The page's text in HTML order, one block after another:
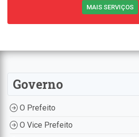
MAIS SERVIÇOS
Governo
O Prefeito
O Vice Prefeito